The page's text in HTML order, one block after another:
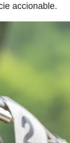
accionable.